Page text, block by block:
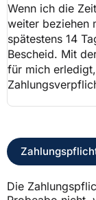
Wenn ich die
weiter beziehen
spätestens 14
Bescheid. Mit
für mich
Die